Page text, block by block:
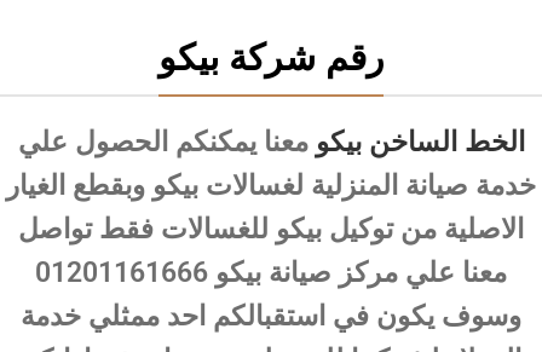
رقم شركة بيكو
الخط الساخن بيكو معنا يمكنكم الحصول علي
خدمة صيانة المنزلية لغسالات بيكو وبقطع الغيار
الاصلية من توكيل بيكو للغسالات فقط تواصل
معنا علي مركز صيانة بيكو 01201161666
وسوف يكون في استقبالكم احد ممثلي خدمة